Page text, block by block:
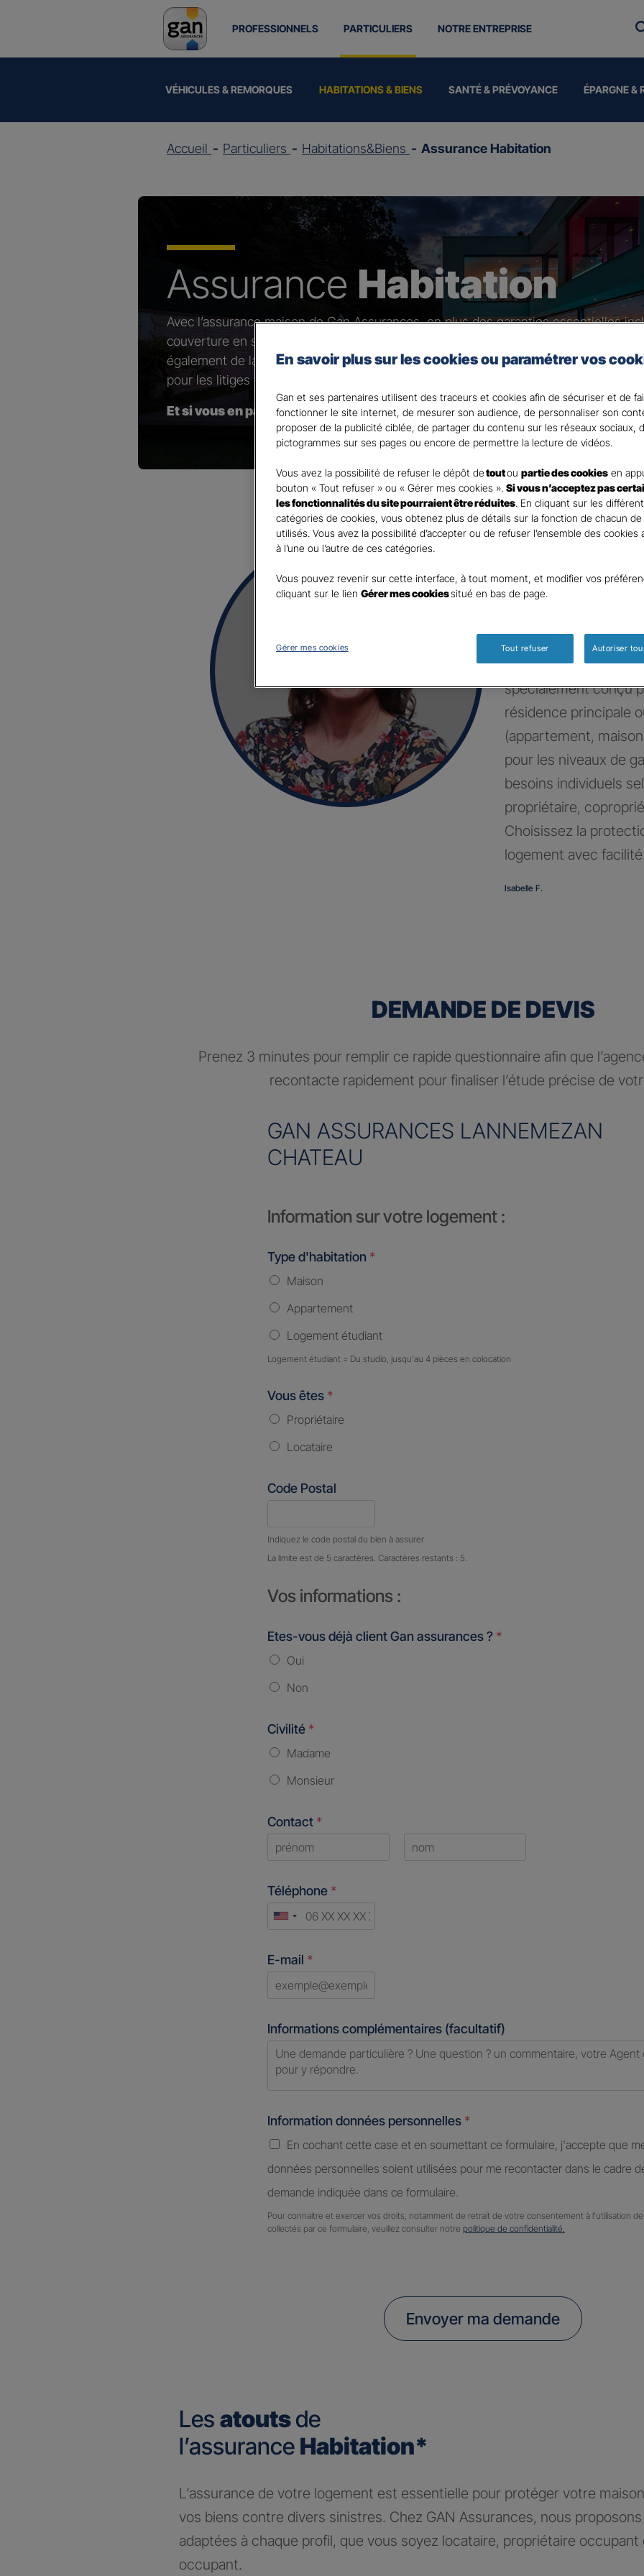
PROFESSIONNELS PARTICULIERS
VÉHICULES & REMORQUES HABITATIONS & BIENS SANTÉ & PRÉVOYANCE ÉPARGNE &
NOTRE ENTREPRISE
Accueil Particuliers Habitations&Biens Assurance Habitation
Assurance Habitation
Avec l’assurance maison de Gan Assurances, en plus des garanties essentielles
couverture en sélectionnant les garanties adaptées à votre domicile et à vos
également de la possibilité d’inclure l’assurance scolaire pour vos enfants et
pour les litiges contractuels. Choisissez la tranquillité d’esprit avec notre
Et si vous en parliez avec votre Agent général ?
Parole
d’expert !
Bénéficiez d’un
spécialement conçu
résidence principale
(appartement,
pour les niveaux de
besoins individuels
propriétaire,
Choisissez la
logement avec
Isabelle F.
DEMANDE DE DEVIS
Prenez 3 minutes pour remplir ce rapide questionnaire afin que
recontacte rapidement pour finaliser l’étude précise de
GAN ASSURANCES LANNEMEZAN
CHATEAU
Information sur votre logement :
Type d'habitation *
Maison
Appartement
Logement étudiant
Logement étudiant = Du studio, jusqu'au 4 pièces en colocation
Vous êtes *
Propriétaire
Locataire
Code Postal
Nombre de caractères restants :
Indiquez le code postal du bien à assurer
La limite est de 5 caractères. Caractères restants : 5.
Vos informations :
Etes-vous déjà client Gan assurances ? *
Oui
Non
Civilité *
Madame
Monsieur
Contact *
Téléphone *
United
E-mail *
Informations complémentaires (facultatif)
Information données personnelles *
En cochant cette case et en soumettant ce formulaire, j'accepte que
données personnelles soient utilisées pour me recontacter dans le cadre
demande indiquée dans ce formulaire.
Pour connaitre et exercer vos droits, notamment de retrait de votre consentement à l'utilisation
collectés par ce formulaire, veuillez consulter notre politique de confidentialité.
Envoyer ma demande
Les atoutsde
l’assurance Habitation*
​L’assurance de votre logement est essentielle pour protéger votre
vos biens contre divers sinistres. Chez GAN Assurances, nous
adaptées à chaque profil, que vous soyez locataire, propriétaire
occupant.
En savoir plus sur les cookies ou paramétrer vos
Gan et ses partenaires utilisent des traceurs et cookies afin de sécuriser et de
fonctionner le site internet, de mesurer son audience, de personnaliser son
proposer de la publicité ciblée, de partager du contenu sur les réseaux sociaux,
pictogrammes sur ses pages ou encore de permettre la lecture de vidéos.
Vous avez la possibilité de refuser le dépôt detoutou partie des cookies en
bouton « Tout refuser » ou « Gérer mes cookies ». Si vous n’acceptez pas
les fonctionnalités du site pourraient être réduites. En cliquant sur les
catégories de cookies, vous obtenez plus de détails sur la fonction de chacun
utilisés. Vous avez la possibilité d’accepter ou de refuser l’ensemble des cookies
à l’une ou l’autre de ces catégories.
Vous pouvez revenir sur cette interface, à tout moment, et modifier vos
cliquant sur le lien Gérer mes cookiessitué en bas de page.
Gérer mes cookies Tout refuser Autoriser